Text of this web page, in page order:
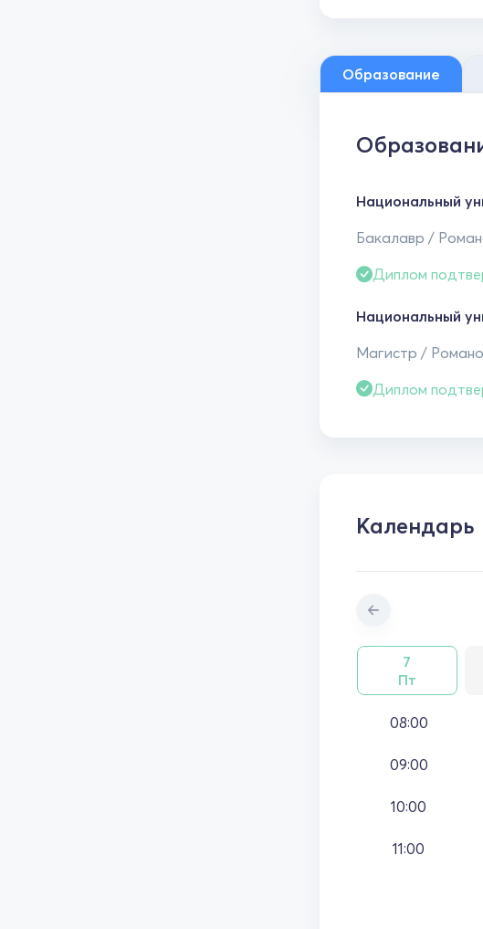
Образование
Национальный
Бакалавр /
Диплом
Национальный
Магистр /
Диплом
Календарь
7
Пт
08:00
09:00
10:00
11:00